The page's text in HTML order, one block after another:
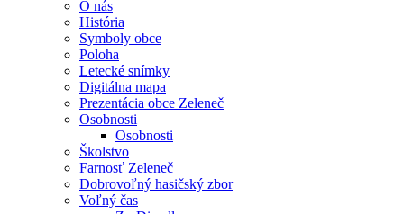
O nás
História
Symboly obce
Poloha
Letecké snímky
Digitálna mapa
Prezentácia obce Zeleneč
Osobnosti
Osobnosti
Školstvo
Farnosť Zeleneč
Dobrovoľný hasičský zbor
Voľný čas